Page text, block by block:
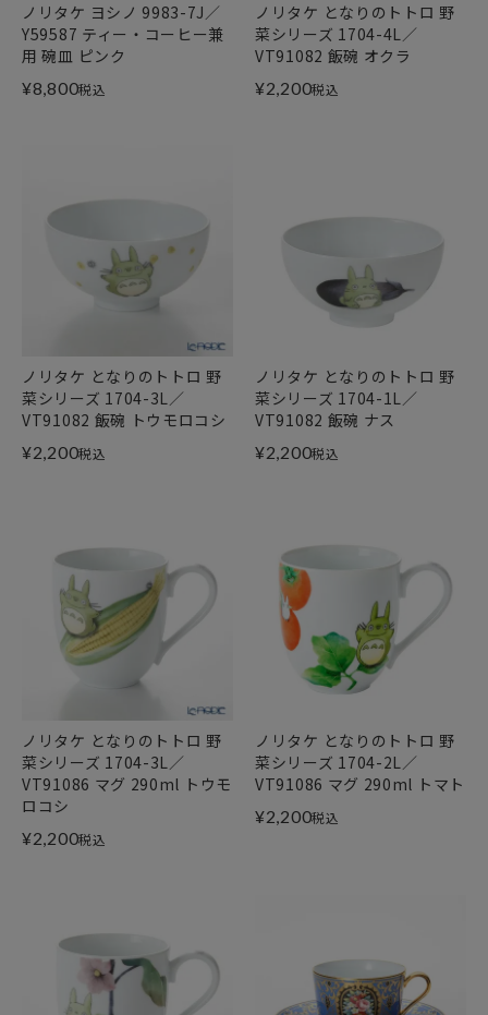
ノリタケ ヨシノ 9983-7J／
Y59587 ティー・コーヒー兼
用 碗皿 ピンク
¥8,800税込
ノリタケ となりのトトロ 野
菜シリーズ 1704-4L／
VT91082 飯碗 オクラ
¥2,200税込
ノリタケ となりのトトロ 野
菜シリーズ 1704-3L／
VT91082 飯碗 トウモロコシ
¥2,200税込
ノリタケ となりのトトロ 野
菜シリーズ 1704-1L／
VT91082 飯碗 ナス
¥2,200税込
ノリタケ となりのトトロ 野
菜シリーズ 1704-3L／
VT91086 マグ 290ml トウモ
ロコシ
¥2,200税込
ノリタケ となりのトトロ 野
菜シリーズ 1704-2L／
VT91086 マグ 290ml トマト
¥2,200税込